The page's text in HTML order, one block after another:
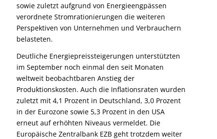
sowie zuletzt aufgrund von Energieengpässen
verordnete Stromrationierungen die weiteren
Perspektiven von Unternehmen und Verbrauchern
belasteten.
Deutliche Energiepreissteigerungen unterstützten
im September noch einmal den seit Monaten
weltweit beobachtbaren Anstieg der
Produktionskosten. Auch die Inflationsraten wurden
zuletzt mit 4,1 Prozent in Deutschland, 3,0 Prozent
in der Eurozone sowie 5,3 Prozent in den USA
erneut auf erhöhten Niveaus vermeldet. Die
Europäische Zentralbank EZB geht trotzdem weiter